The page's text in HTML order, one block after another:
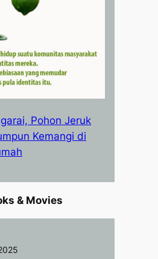
Pohon Jeruk
Kemangi di
& Movies